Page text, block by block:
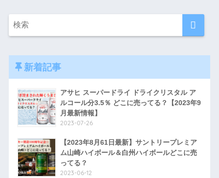
新着記事
アサヒ スーパードライ ドライクリスタル ア
ルコール分3.5％ どこに売ってる？【2023年9
月最新情報】
2023-07-26
【2023年8月61日最新】サントリープレミア
ム山崎ハイボール＆白州ハイボールどこに売
ってる？
2023-06-12